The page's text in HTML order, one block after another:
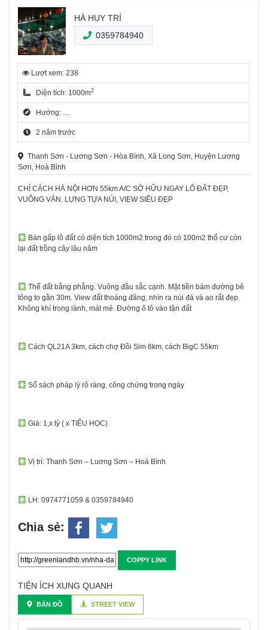
HÀ HUY TRÍ
0359784940
Lượt xem: 238
Diện tích: 1000m2
Hướng: ....
2 năm trước
Thanh Sơn - Lương Sơn - Hòa Bình, Xã Long Sơn, Huyện Lương
Sơn, Hoà Bình
CHỈ CÁCH HÀ NỘI HƠN 55km A/C SỞ HỮU NGAY LÔ ĐẤT ĐẸP,
VUÔNG VẮN. LỰNG TỰA NÚI, VIEW SIÊU ĐẸP
Bán gấp lô đất có diện tích 1000m2 trong đó có 100m2 thổ cư còn
lại đất trồng cây lâu năm
Thế đất bằng phẳng. Vuông đầu sắc cạnh. Mặt tiền bám đường bê
tông to gần 30m. View đất thoáng đãng, nhìn ra núi đá và ao rất đẹp.
Không khí trong lành, mát mẻ. Đường ô tô vào tận đất
Cách QL21A 3km, cách chợ Đồi Sim 6km, cách BigC 55km
Sổ sách pháp lý rõ ràng, công chứng trong ngày
Giá: 1,x tỷ ( x TIỂU HỌC)
Vị trí: Thanh Sơn – Luơng Sơn – Hoà Bình
LH: 0974771059 & 0359784940
Chia sẻ:
COPPY LINK
TIỆN ÍCH XUNG QUANH
BẢN ĐỒ STREET VIEW